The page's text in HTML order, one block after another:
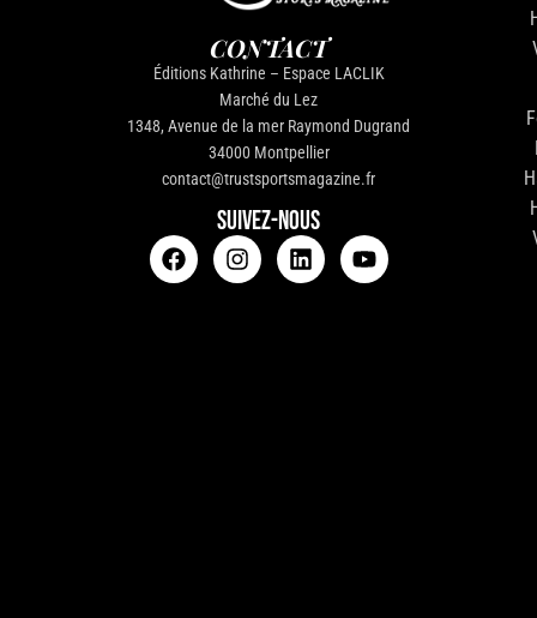
CONTACT
Éditions Kathrine – Espace LACLIK
Marché du Lez
1348, Avenue de la mer Raymond Dugrand
34000 Montpellier
contact@trustsportsmagazine.fr
SUIVEZ-NOUS